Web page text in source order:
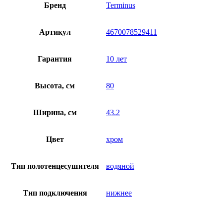
Бренд Terminus
Артикул 4670078529411
Гарантия 10 лет
Высота, см 80
Ширина, см 43.2
Цвет хром
Тип полотенцесушителя водяной
Тип подключения нижнее